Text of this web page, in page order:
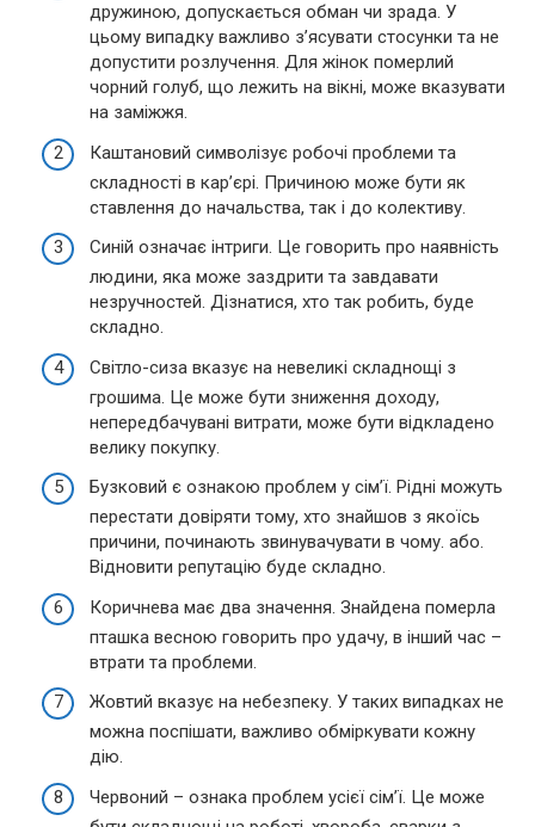
дружиною, допускається обман чи зрада. У
цьому випадку важливо з’ясувати стосунки та не
допустити розлучення. Для жінок померлий
чорний голуб, що лежить на вікні, може вказувати
на заміжжя.
Каштановий символізує робочі проблеми та
складності в кар’єрі. Причиною може бути як
ставлення до начальства, так і до колективу.
Синій означає інтриги. Це говорить про наявність
людини, яка може заздрити та завдавати
незручностей. Дізнатися, хто так робить, буде
складно.
Світло-сиза вказує на невеликі складнощі з
грошима. Це може бути зниження доходу,
непередбачувані витрати, може бути відкладено
велику покупку.
Бузковий є ознакою проблем у сім’ї. Рідні можуть
перестати довіряти тому, хто знайшов з якоїсь
причини, починають звинувачувати в чому. або.
Відновити репутацію буде складно.
Коричнева має два значення. Знайдена померла
пташка весною говорить про удачу, в інший час –
втрати та проблеми.
Жовтий вказує на небезпеку. У таких випадках не
можна поспішати, важливо обміркувати кожну
дію.
Червоний – ознака проблем усієї сім’ї. Це може